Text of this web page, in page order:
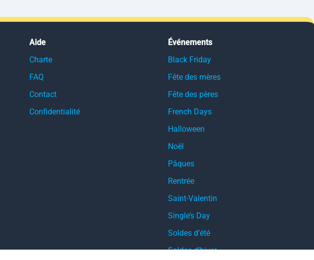
Aide
Charte
FAQ
Contact
Confidentialité
Événements
Black Friday
Fête des mères
Fête des pères
French Days
Halloween
Noël
Pâques
Rentrée
Saint-Valentin
Single’s Day
Soldes d’été
Soldes d’hiver